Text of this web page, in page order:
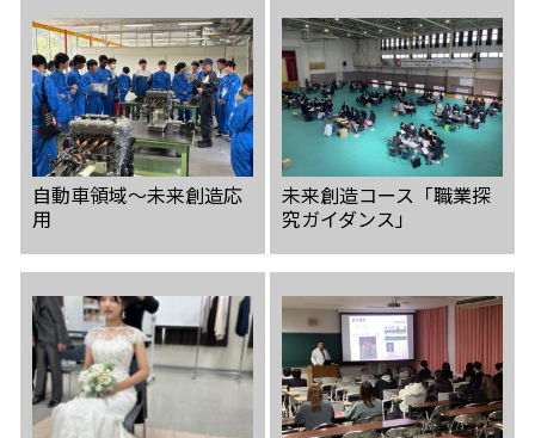
自動車領域〜未来創造応
用
未来創造コース「職業探
究ガイダンス」